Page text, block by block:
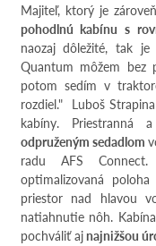
Majiteľ, ktorý je
pohodlnú kabínu s
naozaj dôležité, tak
Quantum môžem bez
potom sedím v
rozdiel." Luboš
kabíny. Priestranná
odpruženým sedadlom
radu AFS
optimalizovaná
priestor nad hlavou
natiahnutie nôh.
pochváliť ajnajnižšou